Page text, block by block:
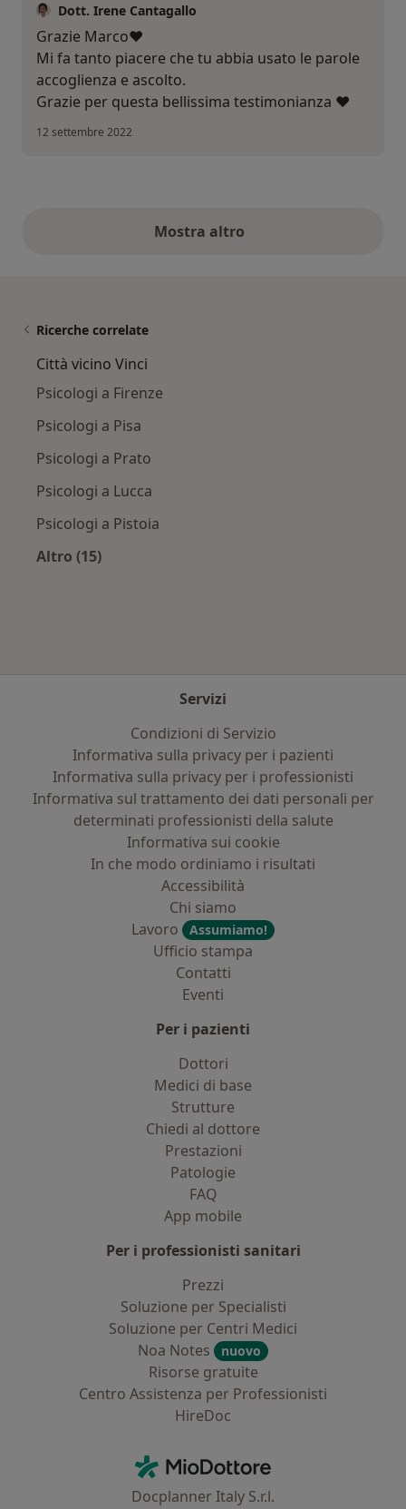
Dott. Irene Cantagallo
Grazie Marco❤️
Mi fa tanto piacere che tu abbia usato le parole
accoglienza e ascolto.
Grazie per questa bellissima testimonianza ❤️
12 settembre 2022
Mostra altroopinioni di cui sopra
Ricerche correlate
Città vicino Vinci
Psicologi a Firenze
Psicologi a Pisa
Psicologi a Prato
Psicologi a Lucca
Psicologi a Pistoia
Altro (15)
Servizi
Condizioni di Servizio
Informativa sulla privacy per i pazienti
Informativa sulla privacy per i professionisti
Informativa sul trattamento dei dati personali per
determinati professionisti della salute
Informativa sui cookie
In che modo ordiniamo i risultati
Accessibilità
Chi siamo
Lavoro
Assumiamo!
Ufficio stampa
Contatti
Eventi
Per i pazienti
Dottori
Medici di base
Strutture
Chiedi al dottore
Prestazioni
Patologie
FAQ
App mobile
Per i professionisti sanitari
Prezzi
Soluzione per Specialisti
Soluzione per Centri Medici
Noa Notes
nuovo
Risorse gratuite
Centro Assistenza per Professionisti
HireDoc
MioDottore - Homepage
Docplanner Italy S.r.l.